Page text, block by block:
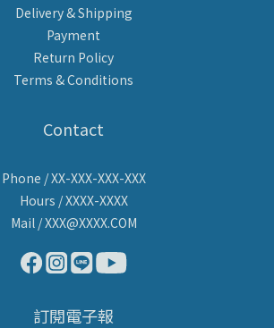
Delivery & Shipping
Payment
Return Policy
Terms & Conditions
Contact
Phone / XX-XXX-XXX-XXX
Hours / XXXX-XXXX
Mail / XXX@XXXX.COM
訂閱電子報